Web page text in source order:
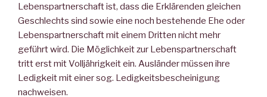
Lebenspartnerschaft ist, dass die Erklärenden gleichen
Geschlechts sind sowie eine noch bestehende Ehe oder
Lebenspartnerschaft mit einem Dritten nicht mehr
geführt wird. Die Möglichkeit zur Lebenspartnerschaft
tritt erst mit Volljährigkeit ein. Ausländer müssen ihre
Ledigkeit mit einer sog. Ledigkeitsbescheinigung
nachweisen.